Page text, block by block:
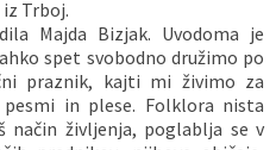
Trboj.
Majda Bizjak. Uvodoma je
spet svobodno družimo po
praznik, kajti mi živimo za
in plese. Folklora nista
življenja, poglablja se v